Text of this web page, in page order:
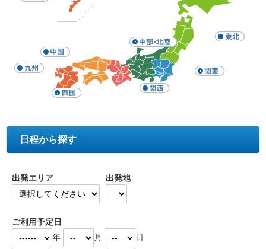
日程から探す
出発エリア 出発地
ご利用予定日
年
月 日